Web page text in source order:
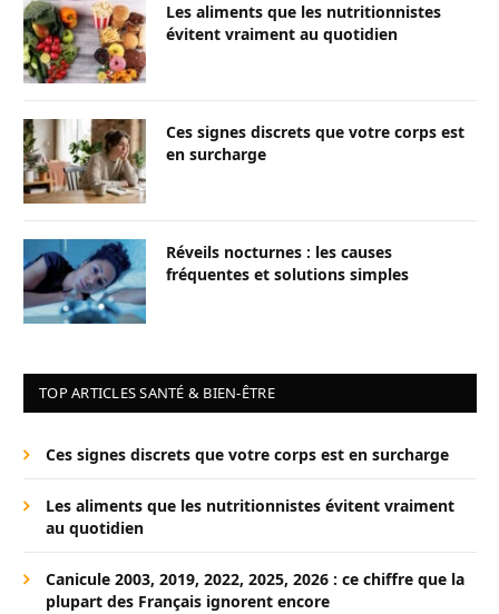
Les aliments que les nutritionnistes
évitent vraiment au quotidien
Ces signes discrets que votre corps est
en surcharge
Réveils nocturnes : les causes
fréquentes et solutions simples
TOP ARTICLES SANTÉ & BIEN-ÊTRE
Ces signes discrets que votre corps est en surcharge
Les aliments que les nutritionnistes évitent vraiment
au quotidien
Canicule 2003, 2019, 2022, 2025, 2026 : ce chiffre que la
plupart des Français ignorent encore